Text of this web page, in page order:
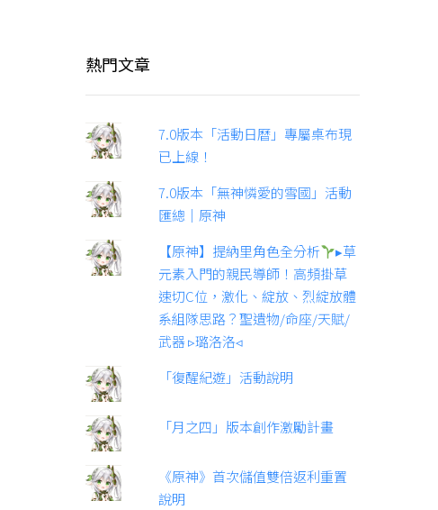
熱門文章
7.0版本「活動日曆」專屬桌布現
已上線！
7.0版本「無神憐愛的雪國」活動
匯總｜原神
【原神】提納里角色全分析
▸草
元素入門的親民導師！高頻掛草
速切C位，激化、綻放、烈綻放體
系組隊思路？聖遺物/命座/天賦/
武器 ▹璐洛洛◃
「復醒紀遊」活動說明
「月之四」版本創作激勵計畫
《原神》首次儲值雙倍返利重置
說明